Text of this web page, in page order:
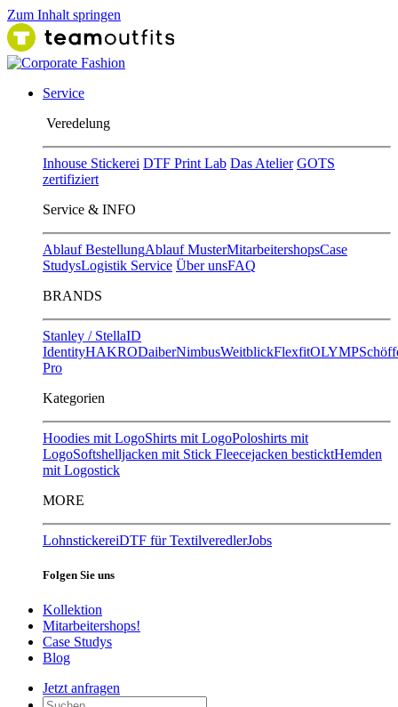
Zum Inhalt springen
Service
Ver​edelung
Inhouse Stickerei DTF Print Lab Das Atelier GOTS
zertifiziert
Service & INFO
Ablauf BestellungAblauf MusterMitarbeitershopsCase
StudysLogistik Service Über unsFAQ
BRANDS
Stanley / StellaID
IdentityHAKRODaiberNimbusWeitblickFlexfitOLYMP
Pro
Kategorien
Hoodies mit LogoShirts mit LogoPoloshirts mit
LogoSoftshelljacken mit Stick Fleecejacken besticktHemden
mit Logostick
MORE
LohnstickereiDTF für TextilveredlerJobs
Folgen Sie uns
Kollektion
Mitarbeitershops!
Case Studys
Blog
Jetzt anfragen